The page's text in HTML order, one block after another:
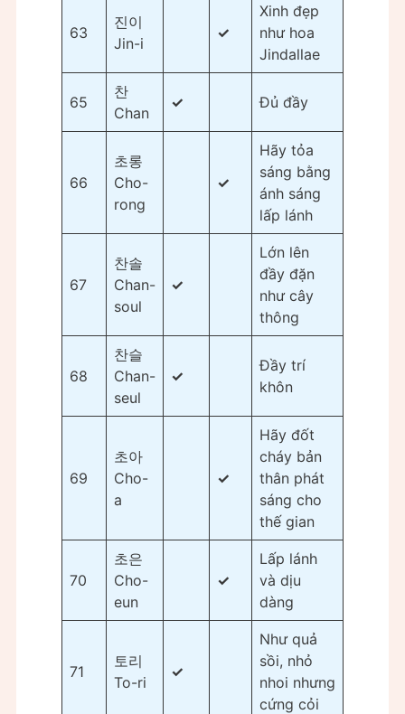
63
진이
Jin-i
✓
Xinh đẹp
như hoa
Jindallae
65
찬
Chan
✓ Đủ đầy
66
초롱
Cho-
rong
✓
Hãy tỏa
sáng bằng
ánh sáng
lấp lánh
67
찬솔
Chan-
soul
✓
Lớn lên
đầy đặn
như cây
thông
68
찬슬
Chan-
seul
✓
Đầy trí
khôn
69
초아
Cho-
a
✓
Hãy đốt
cháy bản
thân phát
sáng cho
thế gian
70
초은
Cho-
eun
✓
Lấp lánh
và dịu
dàng
71
토리
To-ri
✓
Như quả
sồi, nhỏ
nhoi nhưng
cứng cỏi